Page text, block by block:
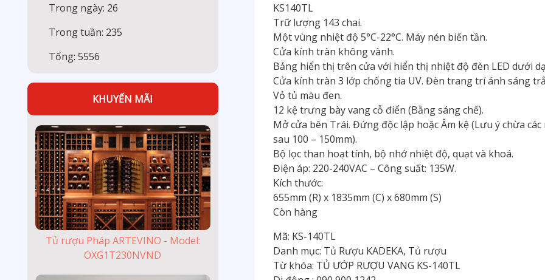
Trong ngày: 26
Trong tuần: 235
Tổng: 5556
KHUYẾN MÃI
Tủ rượu Pháp ARTEVINO - Model:
OXG1T230NVND
KS140TL
Trữ lượng 143 chai.
Một vùng nhiệt độ 5°C-22°C. Máy nén biến tần.
Cửa kính tràn không vành.
Bảng hiển thị trên cửa với hiển thị nhiệt độ đèn LED dưới
Cửa kính tràn 3 lớp chống tia UV. Đèn trang trí ánh sáng
Vỏ tủ màu đen.
12 kệ trưng bày vang cỗ điển (Bằng sáng chế).
Mở cửa bên Trái. Đứng độc lập hoặc Âm kệ (Lưu ý chừa
sau 100 – 150mm).
Bộ lọc than hoạt tính, bộ nhớ nhiệt độ, quạt và khoá.
Điện áp: 220-240VAC – Công suất: 135W.
Kích thước:
655mm (R) x 1835mm (C) x 680mm (S)
Còn hàng
Mã: KS-140TL
Danh mục: Tủ Rượu KADEKA, Tủ rượu
Từ khóa: TỦ ƯỚP RƯỢU VANG KS-140TL